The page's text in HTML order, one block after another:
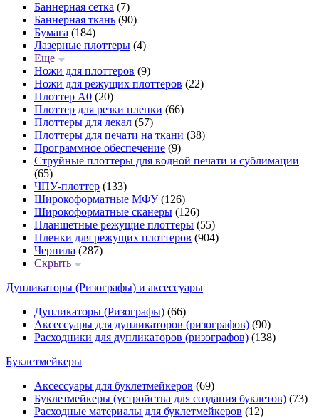
Баннерная сетка (7)
Баннерная ткань (90)
Бумага (184)
Лазерные плоттеры (4)
Еще
Ножи для плоттеров (9)
Ножи для режущих плоттеров (22)
Плоттер А0 (20)
Плоттер для резки пленки (66)
Плоттеры для лекал (57)
Плоттеры для печати на ткани (38)
Программное обеспечение (9)
Струйные плоттеры для водной печати и сублимации
(65)
ЧПУ-плоттер (133)
Широкоформатные МФУ(126)
Широкоформатные сканеры (126)
Планшетные режущие плоттеры (55)
Пленки для режущих плоттеров (904)
Чернила (287)
Скрыть
Дупликаторы (Ризографы) и аксессуары
Дупликаторы (Ризографы) (66)
Аксессуары для дупликаторов (ризографов) (90)
Расходники для дупликаторов (ризографов) (138)
Буклетмейкеры
Аксессуары для буклетмейкеров (69)
Буклетмейкеры (устройства для создания буклетов) (73)
Расходные материалы для буклетмейкеров (12)